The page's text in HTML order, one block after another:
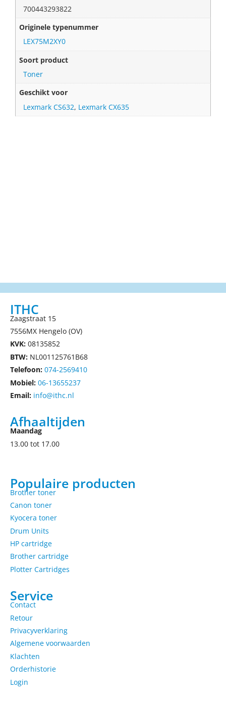
700443293822
Originele typenummer
LEX75M2XY0
Soort product
Toner
Geschikt voor
Lexmark CS632, Lexmark CX635
ITHC
Zaagstraat 15
7556MX Hengelo (OV)
KVK: 08135852
BTW: NL001125761B68
Telefoon: 074-2569410
Mobiel: 06-13655237
Email: info@ithc.nl
Afhaaltijden
Maandag
13.00 tot 17.00
Populaire producten
Brother toner
Canon toner
Kyocera toner
Drum Units
HP cartridge
Brother cartridge
Plotter Cartridges
Service
Contact
Retour
Privacyverklaring
Algemene voorwaarden
Klachten
Orderhistorie
Login